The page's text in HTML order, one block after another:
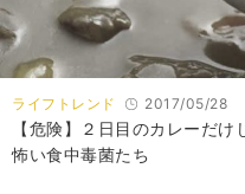
ライフトレンド 2017/05/28
【危険】２日目のカレーだ
怖い食中毒菌たち